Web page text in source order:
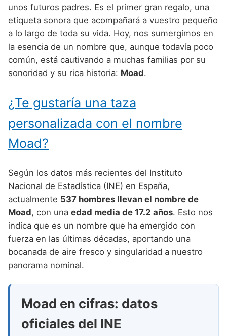
Nombres de niño que empiezan por E
Nombres de niño que empiezan por F
Nombres de niño que empiezan por G
Nombres de niño que empiezan por H
Nombres de niño que empiezan por J
Nombres de niño que empiezan por K
Nombres de niño que empiezan por N
Nombres de niño que empiezan por O
Nombres de niño que empiezan por P
Nombres de niño que empiezan por Q
Nombres de niño que empiezan por R
Nombres de niño que empiezan por S
Nombres de niño que empiezan por T
Nombres de niño que empiezan por U
Nombres de Niño Baleares
Nombres de Niño Canarios
Nombres de Niño Cantabros
Nombres de Niño Extremeños
Nombres de Niño Gallegos
Nombres de Niño Navarros
Nombres de Niño Riojanos
Nombres de Niño Valencianos
Nombres de Niño Vascos
Nombres de Niño Egipcios
Nombres de Niño Griegos
Nombres de Niño Mitologicos
Nombres de Niño Romanos
Nombres de Niño Americanos
Nombres de Niño Arabes
Nombres de Niño Chinos
Nombres de Niño Franceses
Nombres de Niño Ingleses
Nombres de Niño Italianos
Nombres de Niño Judíos
Nombres de Niño Marroquíes
Nombres de Niño Portugueses
Nombres de Niño Rumanos
Nombres de Niño Rusos
Nombres de Niño Suecos
unos futuros padres. Es el primer gran regalo, una
etiqueta sonora que acompañará a vuestro pequeño
a lo largo de toda su vida. Hoy, nos sumergimos en
la esencia de un nombre que, aunque todavía poco
común, está cautivando a muchas familias por su
sonoridad y su rica historia: Moad.
¿Te gustaría una taza
personalizada con el nombre
Moad?
Según los datos más recientes del Instituto
Nacional de Estadística (INE) en España,
actualmente 537 hombres llevan el nombre de
Moad, con una edad media de 17.2 años. Esto nos
indica que es un nombre que ha emergido con
fuerza en las últimas décadas, aportando una
bocanada de aire fresco y singularidad a nuestro
panorama nominal.
Moad en cifras: datos
oficiales del INE